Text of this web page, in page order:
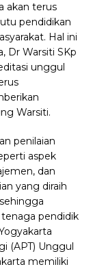
akan terus
pendidikan
Hal ini
Dr Warsiti SKp
unggul
Warsiti.
penilaian
aspek
dan
yang diraih
pendidik
(APT) Unggul
memiliki